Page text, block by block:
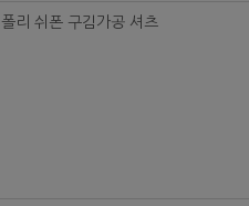
리 쉬폰 구김가공 셔츠